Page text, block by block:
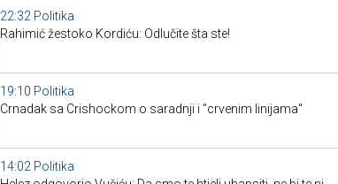
22:32 Politika
Rahimić žestoko Kordiću: Odlučite šta ste!
19:10 Politika
Crnadak sa Crishockom o saradnji i "crvenim linijama"
14:02 Politika